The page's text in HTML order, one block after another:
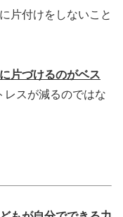
片付けをしないこと
片づけるのがベス
レスが減るのではな